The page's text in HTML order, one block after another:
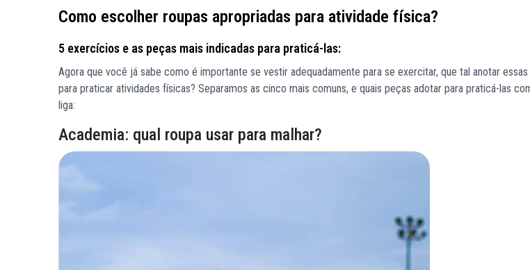
Como escolher roupas apropriadas para atividade física?
5 exercícios e as peças mais indicadas para praticá-las:
Agora que você já sabe como é importante se vestir adequadamente para se exercitar, que tal anotar
para praticar atividades físicas? Separamos as cinco mais comuns, e quais peças adotar para praticá-las
liga:
Academia: qual roupa usar para malhar?